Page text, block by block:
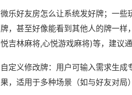
微乐好友房怎么让系统发好牌；一
牌，甚至好像能看到其他人的牌一
悦吉林麻将,心悦游戏麻将)等，建议
自定义修改牌：用户可输入需求生成
果，适用于多种场景（如与好友对局